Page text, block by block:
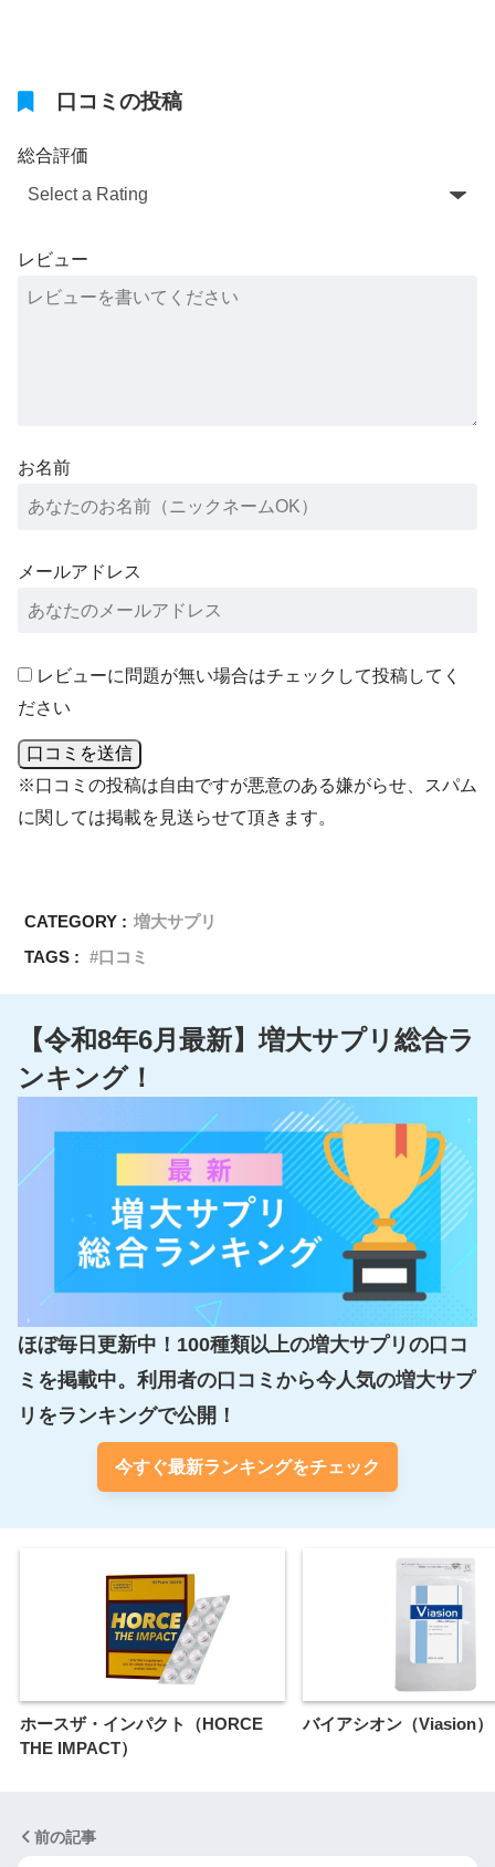
口コミの投稿
総合評価
レビュー
お名前
メールアドレス
レビューに問題が無い場合はチェックして投稿してく
ださい
口コミを送信
※口コミの投稿は自由ですが悪意のある嫌がらせ、スパム
に関しては掲載を見送らせて頂きます。
CATEGORY : 増大サプリ
TAGS :
口コミ
【令和8年6月最新】増大サプリ総合ラ
ンキング！
ほぼ毎日更新中！100種類以上の増大サプリの口コ
ミを掲載中。利用者の口コミから今人気の増大サプ
リをランキングで公開！
今すぐ最新ランキングをチェック
ホースザ・インパクト（HORCE
THE IMPACT）
バイアシオン（Viasion）
前の記事